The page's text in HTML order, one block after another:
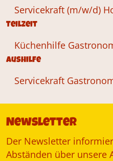
Servicekraft (m/w/d)
Teilzeit
Küchenhilfe
Aushilfe
Servicekraft
Newsletter
Der Newsletter
Abständen über unsere